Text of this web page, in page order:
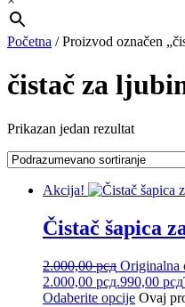
Početna / Proizvod označen
čistač za
Prikazan jedan rezultat
Akcija!
Čistač šapica
2.000,00рсд Originalna
2.000,00 рсд.990,00 рсд
Odaberite opcije Ovaj